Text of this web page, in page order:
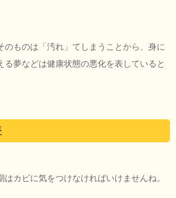
のものは「汚れ」てしまうことから、身に
る夢などは健康状態の悪化を表していると
カビに気をつけなければいけませんね。